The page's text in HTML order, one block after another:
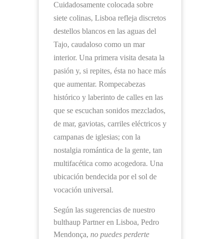
Cuidadosamente colocada sobre
siete colinas, Lisboa refleja discretos
destellos blancos en las aguas del
Tajo, caudaloso como un mar
interior. Una primera visita desata la
pasión y, si repites, ésta no hace más
que aumentar. Rompecabezas
histórico y laberinto de calles en las
que se escuchan sonidos mezclados,
de mar, gaviotas, carriles eléctricos y
campanas de iglesias; con la
nostalgia romántica de la gente, tan
multifacética como acogedora. Una
ubicación bendecida por el sol de
vocación universal.
Según las sugerencias de nuestro
bulthaup Partner en Lisboa, Pedro
Mendonça, no puedes perderte